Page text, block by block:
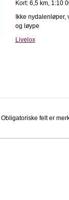
Kort: 6,5 km, 1:10
Ikke
og løype
Livelox
Obligatoriske felt er